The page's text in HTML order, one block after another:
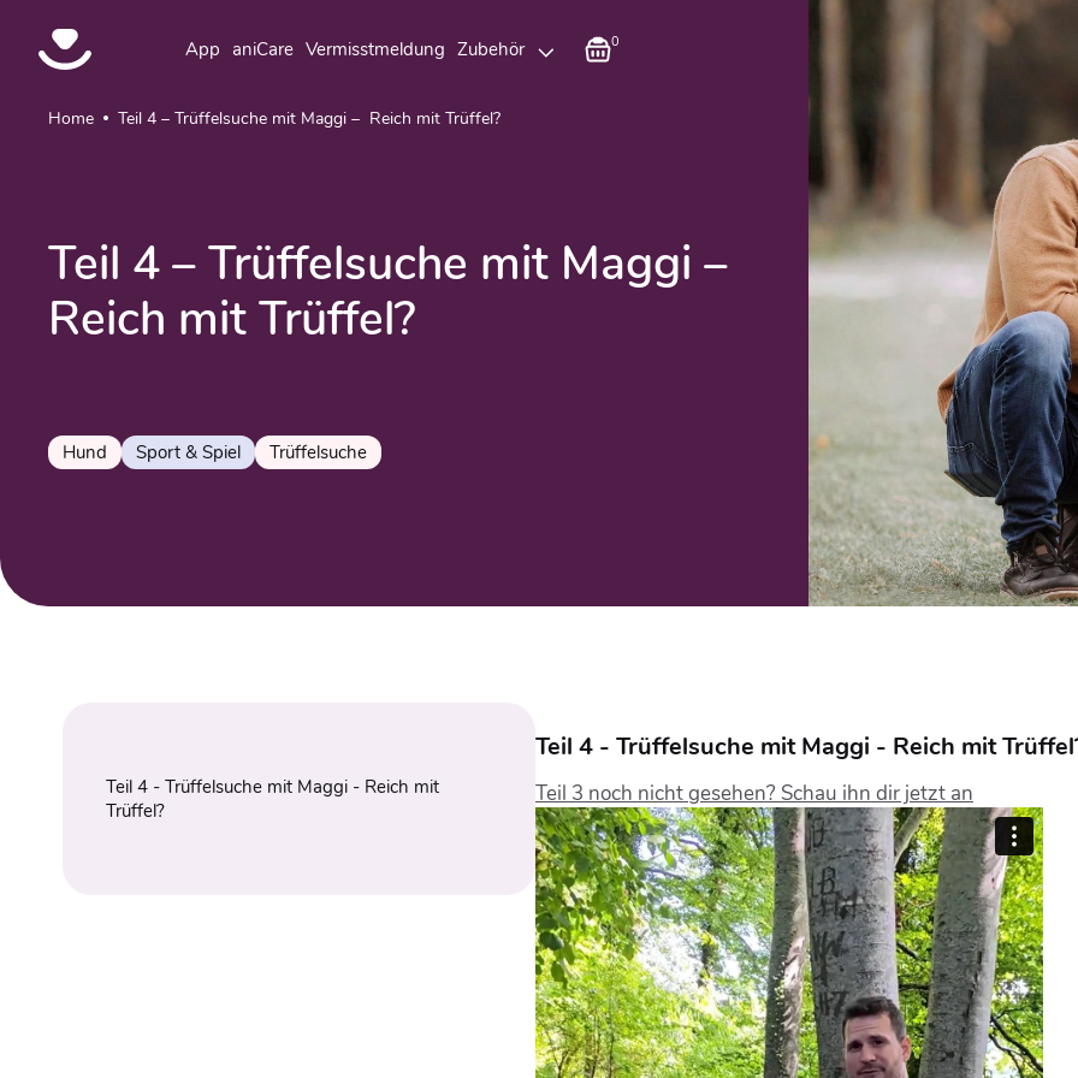
App aniCare Vermisstmeldung Zubehör 0
Home Teil 4 – Trüffelsuche mit Maggi – Reich mit Trüffel?
Teil 4 – Trüffelsuche mit Maggi –
Reich mit Trüffel?
Hund Sport & Spiel Trüffelsuche
Teil 4 - Trüffelsuche mit Maggi - Reich mit
Trüffel?
Teil 4 - Trüffelsuche mit Maggi - Reich mit
Teil 3 noch nicht gesehen? Schau ihn dir jetzt an